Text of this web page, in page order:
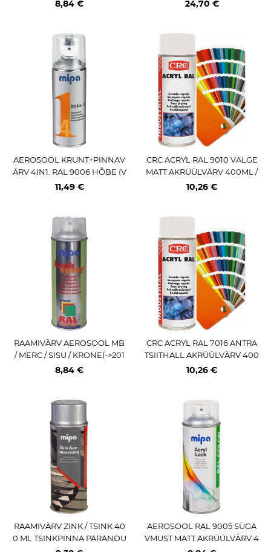
8,84 € 24,70 €
AEROSOOL KRUNT+PINNAV
ÄRV 4IN1. RAL 9006 HÕBE (V
ALGE ALUMIINIUM) 400ML /
11,49 €
CRC ACRYL RAL 9010 VALGE
MATT AKRÜÜLVÄRV 400ML /
AE
10,26 €
RAAMIVÄRV AEROSOOL MB
/ MERC / SISU / KRONE(->201
9) HALL VEOK 400ML / AE (P
8,84 €
CRC ACRYL RAL 7016 ANTRA
TSIITHALL AKRÜÜLVÄRV 400
ML / AE
10,26 €
RAAMIVÄRV ZINK / TSINK 40
0 ML TSINKPINNA PARANDU
S (SCHMITZ) PRO MIPA
AEROSOOL RAL 9005 SÜGA
VMUST MATT AKRÜÜLVÄRV 4
00ML / AE PRO MIPA